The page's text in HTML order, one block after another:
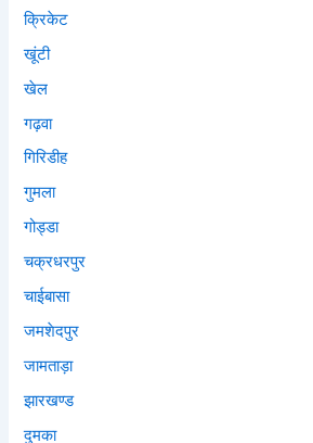
क्रिकेट
खूंटी
खेल
गढ़वा
गिरिडीह
गुमला
गोड्डा
चक्रधरपुर
चाईबासा
जमशेदपुर
जामताड़ा
झारखण्ड
दुमका